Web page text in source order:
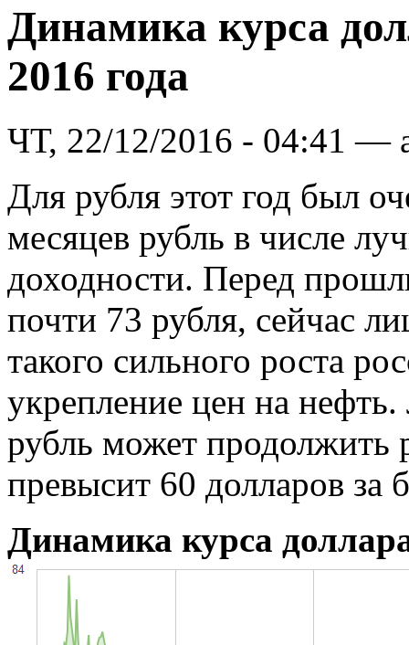
Динамика курса
2016 года
ЧТ, 22/12/2016 - 04:41 —
Для рубля этот год был
месяцев рубль в числе
доходности. Перед
почти 73 рубля, сейчас
такого сильного роста
укрепление цен на
рубль может продолжить
превысит 60 долларов за
Динамика курса